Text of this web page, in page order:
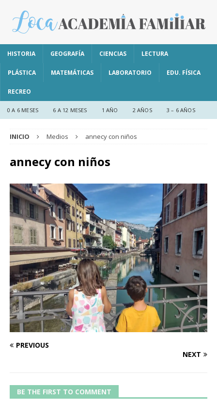
HISTORIA GEOGRAFÍA CIENCIAS LECTURA
PLÁSTICA MATEMÁTICAS LABORATORIO EDU. FÍSICA
RECREO
0 A 6 MESES 6 A 12 MESES 1 AÑO 2 AÑOS 3 – 6 AÑOS
INICIO Medios annecy con niños
annecy con niños
PREVIOUS
NEXT
BE THE FIRST TO COMMENT